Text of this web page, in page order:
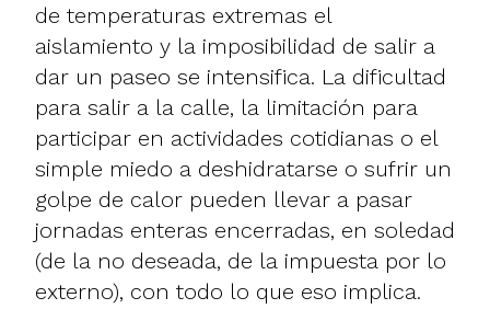
de temperaturas extremas el
aislamiento y la imposibilidad de salir a
dar un paseo se intensifica. La dificultad
para salir a la calle, la limitación para
participar en actividades cotidianas o el
simple miedo a deshidratarse o sufrir un
golpe de calor pueden llevar a pasar
jornadas enteras encerradas, en soledad
(de la no deseada, de la impuesta por lo
externo), con todo lo que eso implica.